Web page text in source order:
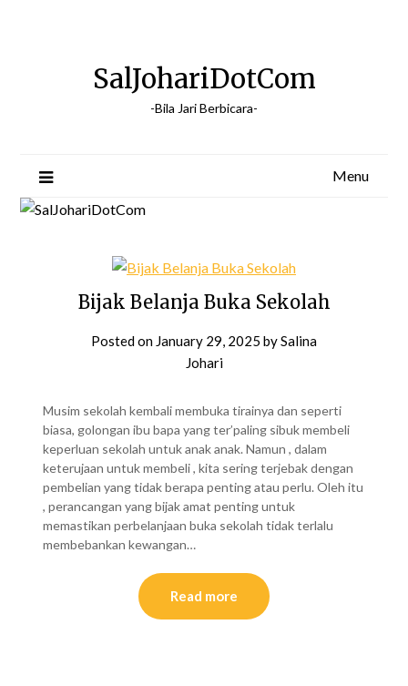
SalJohariDotCom
-Bila Jari Berbicara-
Menu
Bijak Belanja Buka Sekolah
Posted on January 29, 2025 bySalina
Johari
Musim sekolah kembali membuka tirainya dan seperti
biasa, golongan ibu bapa yang ter’paling sibuk membeli
keperluan sekolah untuk anak anak. Namun , dalam
keterujaan untuk membeli , kita sering terjebak dengan
pembelian yang tidak berapa penting atau perlu. Oleh itu
, perancangan yang bijak amat penting untuk
memastikan perbelanjaan buka sekolah tidak terlalu
membebankan kewangan…
Read more